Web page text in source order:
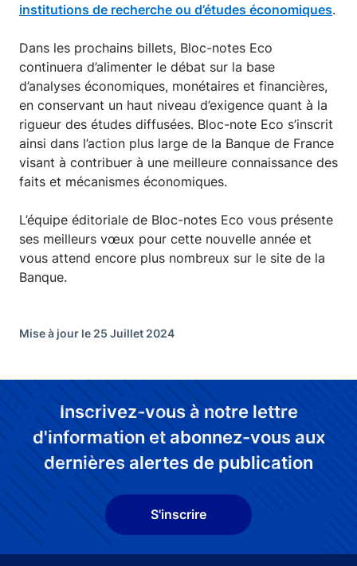
institutions de recherche ou d’études économiques.
Dans les prochains billets, Bloc-notes Eco
continuera d’alimenter le débat sur la base
d’analyses économiques, monétaires et financières,
en conservant un haut niveau d’exigence quant à la
rigueur des études diffusées. Bloc-note Eco s’inscrit
ainsi dans l’action plus large de la Banque de France
visant à contribuer à une meilleure connaissance des
faits et mécanismes économiques.
L’équipe éditoriale de Bloc-notes Eco vous présente
ses meilleurs vœux pour cette nouvelle année et
vous attend encore plus nombreux sur le site de la
Banque.
Mise à jour le 25 Juillet 2024
Inscrivez-vous à notre lettre
d'information et abonnez-vous aux
dernières alertes de publication
S'inscrire